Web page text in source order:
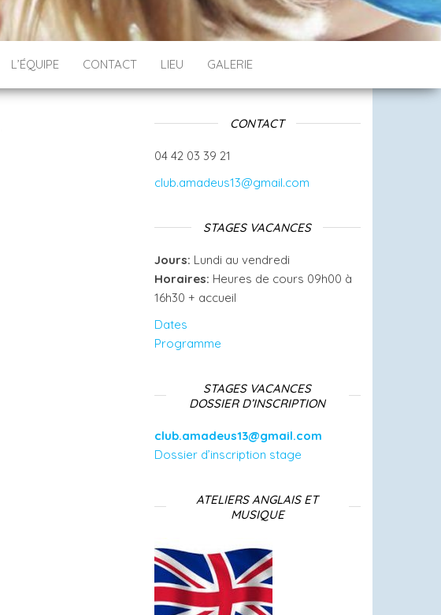
L’ÉQUIPE CONTACT LIEU GALERIE
CONTACT
04 42 03 39 21
club.amadeus13@gmail.com
STAGES VACANCES
Jours: Lundi au vendredi
Horaires: Heures de cours 09h00 à
16h30 + accueil
Dates
Programme
STAGES VACANCES
DOSSIER D’INSCRIPTION
club.amadeus13@gmail.com
Dossier d’inscription stage
ATELIERS ANGLAIS ET
MUSIQUE